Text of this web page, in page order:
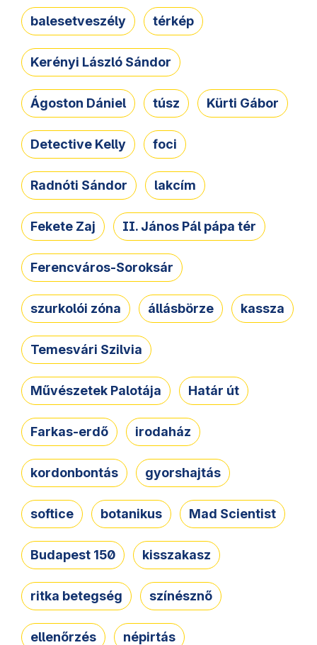
balesetveszély térkép
Kerényi László Sándor
Ágoston Dániel túsz Kürti Gábor
Detective Kelly foci
Radnóti Sándor lakcím
Fekete Zaj II. János Pál pápa tér
Ferencváros-Soroksár
szurkolói zóna állásbörze kassza
Temesvári Szilvia
Művészetek Palotája Határ út
Farkas-erdő irodaház
kordonbontás gyorshajtás
softice botanikus Mad Scientist
Budapest 150 kisszakasz
ritka betegség színésznő
ellenőrzés népirtás